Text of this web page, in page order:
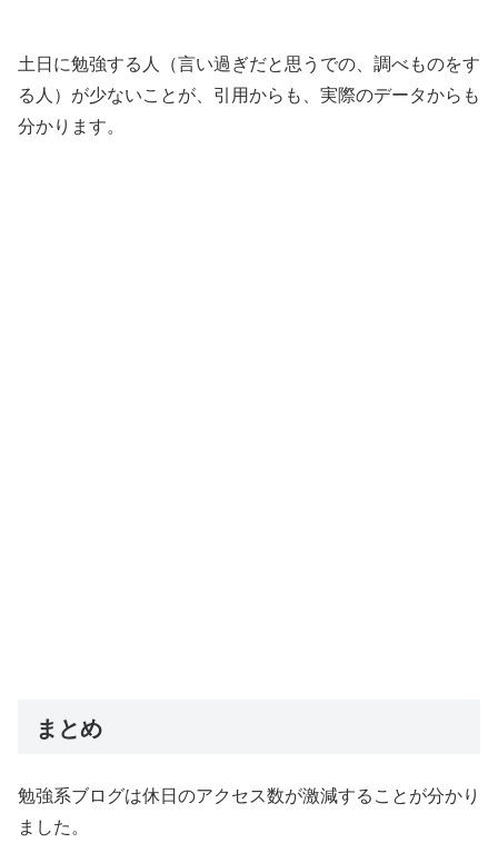
土日に勉強する人（言い過ぎだと思うでの、調べものをす
る人）が少ないことが、引用からも、実際のデータからも
分かります。
まとめ
勉強系ブログは休日のアクセス数が激減することが分かり
ました。